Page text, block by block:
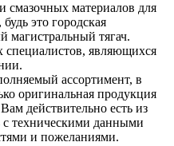
смазочных материалов для
это городская
магистральный тягач.
являющихся
ассортимент, в
оригинальная продукция
действительно есть из
с техническими данными
и пожеланиями.